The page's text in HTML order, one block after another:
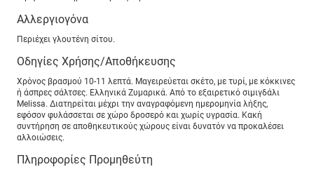
Αλλεργιογόνα
Περιέχει γλουτένη σίτου.
Οδηγίες Χρήσης/Αποθήκευσης
Χρόνος βρασμού 10-11 λεπτά. Μαγειρεύεται σκέτο, με τυρί, με κόκκινες
ή άσπρες σάλτσες. Ελληνικά Ζυμαρικά. Από το εξαιρετικό σιμιγδάλι
Melissa. Διατηρείται μέχρι την αναγραφόμενη ημερομηνία λήξης,
εφόσον φυλάσσεται σε χώρο δροσερό και χωρίς υγρασία. Κακή
συντήρηση σε αποθηκευτικούς χώρους είναι δυνατόν να προκαλέσει
αλλοιώσεις.
Πληροφορίες Προμηθεύτη